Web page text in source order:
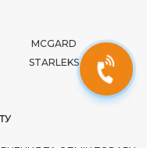
MCGARD
STARLEKS